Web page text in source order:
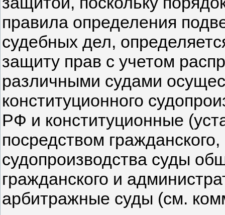
правила определения
судебных дел,
защиту прав с учетом
различными судами
конституционного
РФ и конституционные
посредством
судопроизводства суды
гражданского и
арбитражные суды (см.